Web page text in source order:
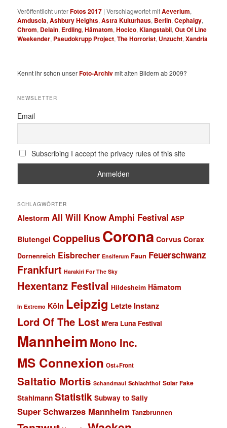
Veröffentlicht unterFotos 2017 |Verschlagwortet mitAeverium,
Amduscia,Ashbury Heights,Astra Kulturhaus, Berlin,Cephalgy,
Chrom, Delain, Erdling,Hämatom,Hocico,Klangstabil,Out Of Line
Weekender, Pseudokrupp Project,The Horrorist, Unzucht,Xandria
Kennt ihr schon unserFoto-Archivmit alten Bildern ab 2009?
NEWSLETTER
Email
Subscribing I accept the privacy rules of this site
SCHLAGWÖRTER
Alestorm All Will KnowAmphi Festival ASP
Blutengel Coppelius Corona Corvus Corax
Dornenreich Eisbrecher Ensiferum Faun Feuerschwanz
Frankfurt Harakiri For The Sky
Hexentanz Festival Hildesheim Hämatom
In Extremo Köln Leipzig Letzte Instanz
Lord Of The Lost M'era Luna Festival
Mannheim Mono Inc.
MS Connexion Ost+Front
Saltatio Mortis Schandmaul Schlachthof Solar Fake
Stahlmann Statistik Subway to Sally
Super Schwarzes Mannheim Tanzbrunnen